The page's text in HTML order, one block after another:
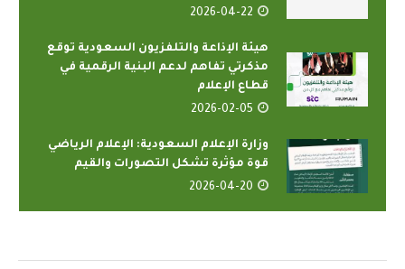
2026-04-22
هيئة الإذاعة والتلفزيون السعودية توقع
مذكرتي تفاهم لدعم البنية الرقمية في
قطاع الإعلام
2026-02-05
وزارة الإعلام السعودية: الإعلام الرياضي
قوة مؤثرة تشكل التصورات والقيم
2026-04-20